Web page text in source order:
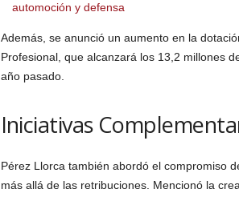
automoción y defensa
Además, se anunció un aumento en la
Profesional, que alcanzará los 13,2 millones
año pasado.
Iniciativas
Pérez Llorca también abordó el compromiso
más allá de las retribuciones. Mencionó la